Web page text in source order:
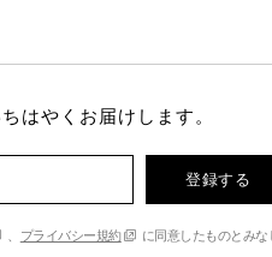
はやくお届けします。
登録する
プライバシー規約 に同意したものとみな